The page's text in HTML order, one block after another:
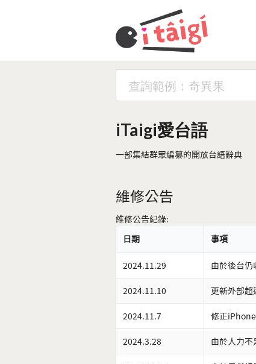
iTaigi愛台語
一部集結群眾編纂的開放台語辭典
維修公告
維修公告紀錄:
日期
事項
2024.11.29 由於後台仍
2024.11.10 更新外部超
2024.11.7 修正
2024.3.28 由於人力